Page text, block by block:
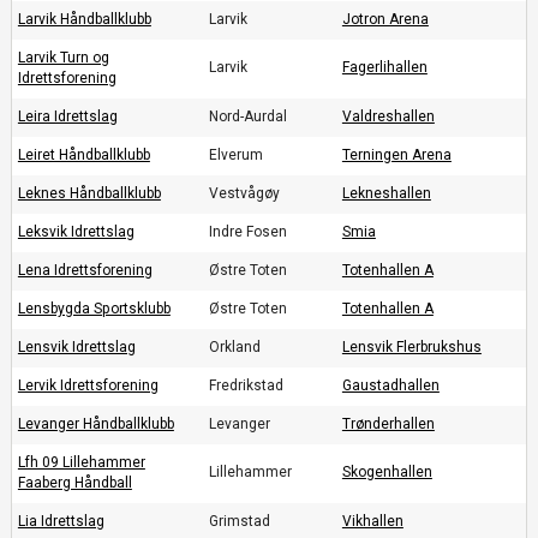
Larvik Håndballklubb Larvik Jotron Arena
Larvik Turn og
Idrettsforening
Larvik Fagerlihallen
Leira Idrettslag Nord-Aurdal Valdreshallen
Leiret Håndballklubb Elverum Terningen Arena
Leknes Håndballklubb Vestvågøy Lekneshallen
Leksvik Idrettslag Indre Fosen Smia
Lena Idrettsforening Østre Toten Totenhallen A
Lensbygda Sportsklubb Østre Toten Totenhallen A
Lensvik Idrettslag Orkland Lensvik Flerbrukshus
Lervik Idrettsforening Fredrikstad Gaustadhallen
Levanger Håndballklubb Levanger Trønderhallen
Lfh 09 Lillehammer
Faaberg Håndball
Lillehammer Skogenhallen
Lia Idrettslag Grimstad Vikhallen